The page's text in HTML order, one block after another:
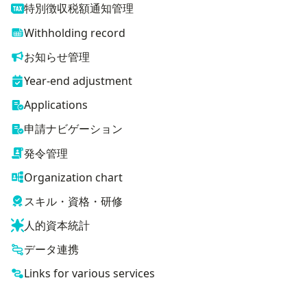
特別徴収税額通知管理
Withholding record
お知らせ管理
Year-end adjustment
Applications
申請ナビゲーション
発令管理
Organization chart
スキル・資格・研修
人的資本統計
データ連携
Links for various services